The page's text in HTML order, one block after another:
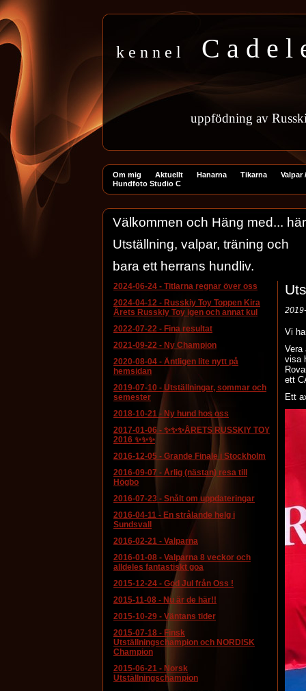
k e n n e l C a d e l
uppfödning av
Om mig Aktuellt Hanarna Tikarna
Valpar
Hundfoto Studio C
Välkommen och Häng med...
Utställning, valpar, träning och
bara ett herrans hundliv.
2024-06-24 - Titlarna regnar över oss
2024-04-12 - Russkiy Toy Toppen Kira
Årets Russkiy Toy igen och annat kul
2022-07-22 - Fina resultat
2021-09-22 - Ny Champion
2020-08-04 - Äntligen lite nytt på
hemsidan
2019-07-10 - Utställningar, sommar och
semester
2018-10-21- Ny hund hos oss
2017-01-06 - ✨✨✨ÅRETS RUSSKIY TOY
2016 ✨✨✨
2016-12-05 - Grande Finale i Stockholm
2016-09-07 - Årlig (nästan) resa till
Högbo
2016-07-23 - Snålt om uppdateringar
2016-04-11 - En strålande helg i
Sundsvall
2016-02-21 - Valparna
2016-01-08 - Valparna 8 veckor och
alldeles fantastiskt goa
2015-12-24 - God Jul från Oss !
2015-11-08 - Nu är de här!!
2015-10-29 - Väntans tider
2015-07-18 - Finsk
Utställningschampion och NORDISK
Champion
2015-06-21 - Norsk
Utställningschampion
Vi
Vera
visa
ett
Ett